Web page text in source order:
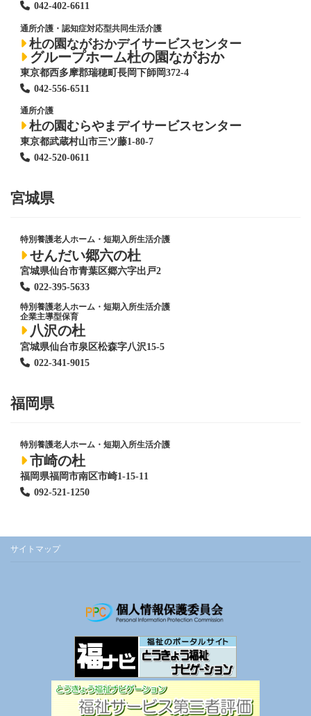
042-402-6611
通所介護・認知症対応型共同生活介護
杜の園ながおかデイサービスセンター
グループホーム杜の園ながおか
東京都西多摩郡瑞穂町長岡下師岡372-4
042-556-6511
通所介護
杜の園むらやまデイサービスセンター
東京都武蔵村山市三ツ藤1-80-7
042-520-0611
宮城県
特別養護老人ホーム ・短期入所生活介護
せんだい郷六の杜
宮城県仙台市青葉区郷六字出戸2
022-395-5633
特別養護老人ホーム ・短期入所生活介護
企業主導型保育
八沢の杜
宮城県仙台市泉区松森字八沢15-5
022-341-9015
福岡県
特別養護老人ホーム ・短期入所生活介護
市崎の杜
福岡県福岡市南区市崎1-15-11
092-521-1250
サイトマップ